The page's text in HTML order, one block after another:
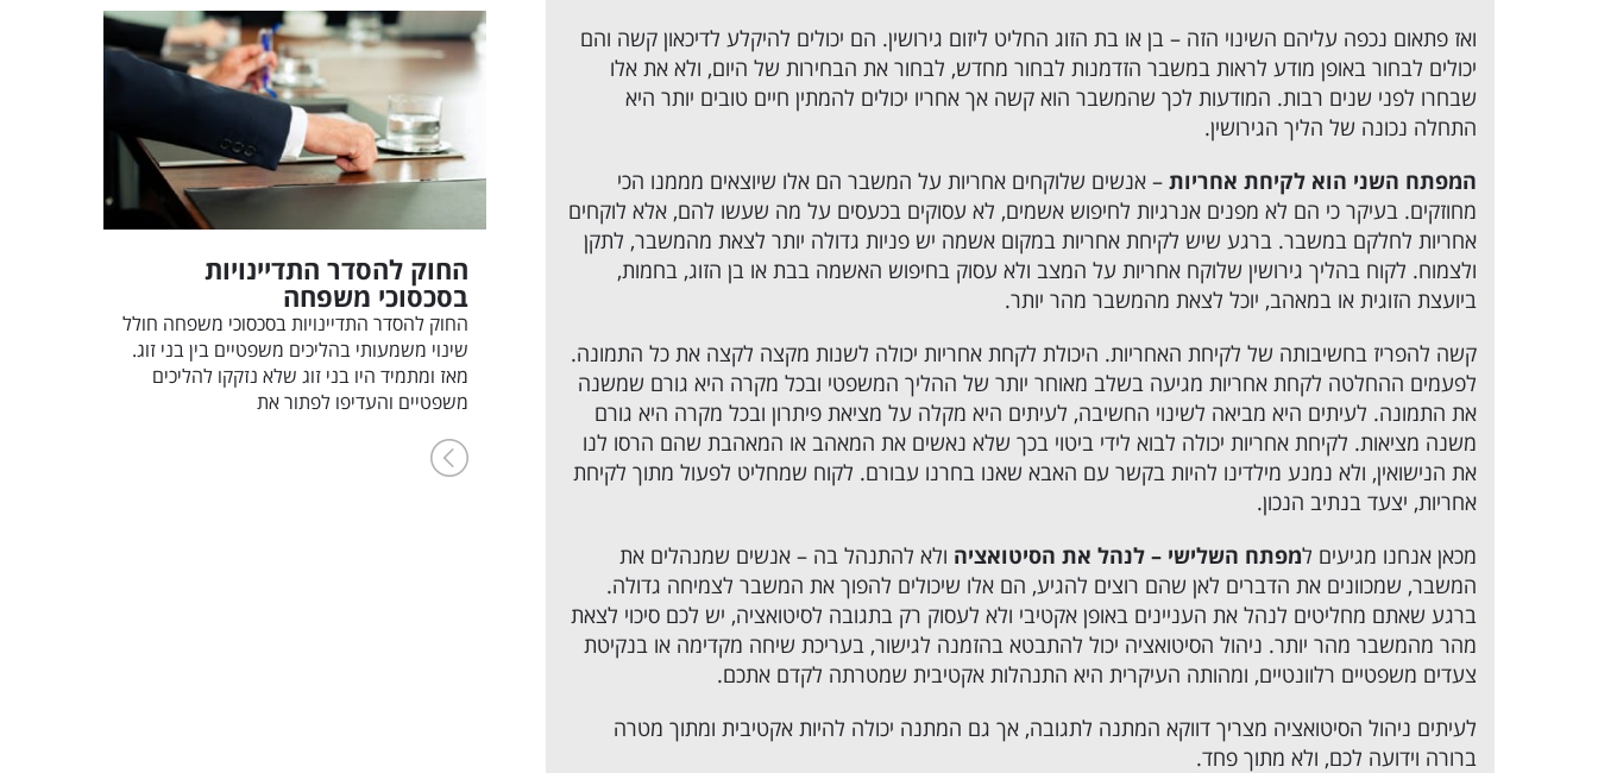
החוק להסדר התדיינויות
בסכסוכי משפחה
החוק להסדר התדיינויות בסכסוכי משפחה חולל
שינוי משמעותי בהליכים משפטיים בין בני זוג.
מאז ומתמיד היו בני זוג שלא נזקקו להליכים
משפטיים והעדיפו לפתור את
ואז פתאום נכפה עליהם השינוי הזה – בן או בת הזוג החליט ליזום גירושין. הם יכולים להיקלע לדיכאון קשה והם
יכולים לבחור באופן מודע לראות במשבר הזדמנות לבחור מחדש, לבחור את הבחירות של היום, ולא את אלו
שבחרו לפני שנים רבות. המודעות לכך שהמשבר הוא קשה אך אחריו יכולים להמתין חיים טובים יותר היא
התחלה נכונה של הליך הגירושין.
המפתח השני הוא לקיחת אחריות – אנשים שלוקחים אחריות על המשבר הם אלו שיוצאים מממנו הכי
מחוזקים. בעיקר כי הם לא מפנים אנרגיות לחיפוש אשמים, לא עסוקים בכעסים על מה שעשו להם, אלא לוקחים
אחריות לחלקם במשבר. ברגע שיש לקיחת אחריות במקום אשמה יש פניות גדולה יותר לצאת מהמשבר, לתקן
ולצמוח. לקוח בהליך גירושין שלוקח אחריות על המצב ולא עסוק בחיפוש האשמה בבת או בן הזוג, בחמות,
ביועצת הזוגית או במאהב, יוכל לצאת מהמשבר מהר יותר.
קשה להפריז בחשיבותה של לקיחת האחריות. היכולת לקחת אחריות יכולה לשנות מקצה לקצה את כל התמונה.
לפעמים ההחלטה לקחת אחריות מגיעה בשלב מאוחר יותר של ההליך המשפטי ובכל מקרה היא גורם שמשנה
את התמונה. לעיתים היא מביאה לשינוי החשיבה, לעיתים היא מקלה על מציאת פיתרון ובכל מקרה היא גורם
משנה מציאות. לקיחת אחריות יכולה לבוא לידי ביטוי בכך שלא נאשים את המאהב או המאהבת שהם הרסו לנו
את הנישואין, ולא נמנע מילדינו להיות בקשר עם האבא שאנו בחרנו עבורם. לקוח שמחליט לפעול מתוך לקיחת
אחריות, יצעד בנתיב הנכון.
מכאן אנחנו מגיעים למפתח השלישי – לנהל את הסיטואציה ולא להתנהל בה – אנשים שמנהלים את
המשבר, שמכוונים את הדברים לאן שהם רוצים להגיע, הם אלו שיכולים להפוך את המשבר לצמיחה גדולה.
ברגע שאתם מחליטים לנהל את העניינים באופן אקטיבי ולא לעסוק רק בתגובה לסיטואציה, יש לכם סיכוי לצאת
מהר מהמשבר מהר יותר. ניהול הסיטואציה יכול להתבטא בהזמנה לגישור, בעריכת שיחה מקדימה או בנקיטת
צעדים משפטיים רלוונטיים, ומהותה העיקרית היא התנהלות אקטיבית שמטרתה לקדם אתכם.
לעיתים ניהול הסיטואציה מצריך דווקא המתנה לתגובה, אך גם המתנה יכולה להיות אקטיבית ומתוך מטרה
ברורה וידועה לכם, ולא מתוך פחד.